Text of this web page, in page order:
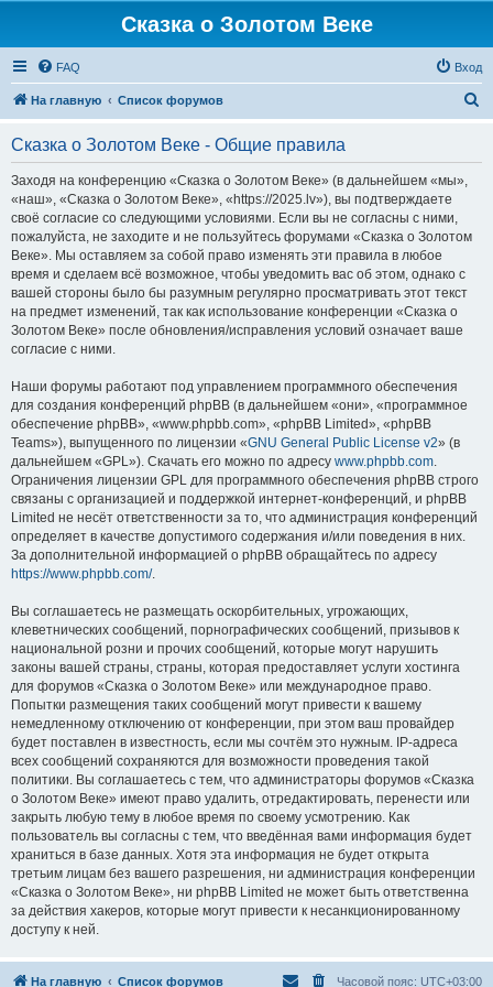
Сказка о Золотом Веке
FAQ Вход
На главную Список форумов
Сказка о Золотом Веке - Общие правила
Заходя на конференцию «Сказка о Золотом Веке» (в дальнейшем «мы»,
«наш», «Сказка о Золотом Веке», «https://2025.lv»), вы подтверждаете
своё согласие со следующими условиями. Если вы не согласны с ними,
пожалуйста, не заходите и не пользуйтесь форумами «Сказка о Золотом
Веке». Мы оставляем за собой право изменять эти правила в любое
время и сделаем всё возможное, чтобы уведомить вас об этом, однако с
вашей стороны было бы разумным регулярно просматривать этот текст
на предмет изменений, так как использование конференции «Сказка о
Золотом Веке» после обновления/исправления условий означает ваше
согласие с ними.
Наши форумы работают под управлением программного обеспечения
для создания конференций phpBB (в дальнейшем «они», «программное
обеспечение phpBB», «www.phpbb.com», «phpBB Limited», «phpBB
Teams»), выпущенного по лицензии «GNU General Public License v2» (в
дальнейшем «GPL»). Скачать его можно по адресу www.phpbb.com.
Ограничения лицензии GPL для программного обеспечения phpBB строго
связаны с организацией и поддержкой интернет-конференций, и phpBB
Limited не несёт ответственности за то, что администрация конференций
определяет в качестве допустимого содержания и/или поведения в них.
За дополнительной информацией о phpBB обращайтесь по адресу
https://www.phpbb.com/.
Вы соглашаетесь не размещать оскорбительных, угрожающих,
клеветнических сообщений, порнографических сообщений, призывов к
национальной розни и прочих сообщений, которые могут нарушить
законы вашей страны, страны, которая предоставляет услуги хостинга
для форумов «Сказка о Золотом Веке» или международное право.
Попытки размещения таких сообщений могут привести к вашему
немедленному отключению от конференции, при этом ваш провайдер
будет поставлен в известность, если мы сочтём это нужным. IP-адреса
всех сообщений сохраняются для возможности проведения такой
политики. Вы соглашаетесь с тем, что администраторы форумов «Сказка
о Золотом Веке» имеют право удалить, отредактировать, перенести или
закрыть любую тему в любое время по своему усмотрению. Как
пользователь вы согласны с тем, что введённая вами информация будет
храниться в базе данных. Хотя эта информация не будет открыта
третьим лицам без вашего разрешения, ни администрация конференции
«Сказка о Золотом Веке», ни phpBB Limited не может быть ответственна
за действия хакеров, которые могут привести к несанкционированному
доступу к ней.
На главную Список форумов Часовой пояс: UTC+03:00